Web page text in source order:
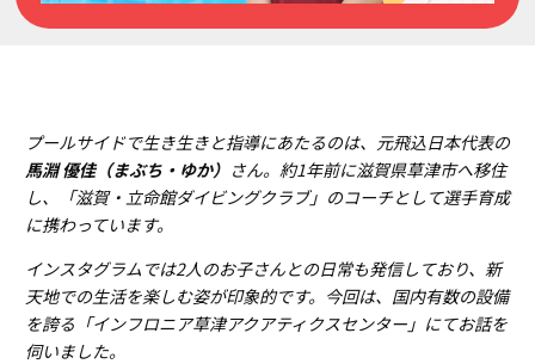
プールサイドで生き生きと指導にあたるのは、元飛込日本代表の
馬淵 優佳（まぶち・ゆか） さん。約1年前に滋賀県草津市へ移住
し、「滋賀・立命館ダイビングクラブ」のコーチとして選手育成
に携わっています。
インスタグラムでは2人のお子さんとの日常も発信しており、新
天地での生活を楽しむ姿が印象的です。今回は、国内有数の設備
を誇る「インフロニア草津アクアティクスセンター」にてお話を
伺いました。